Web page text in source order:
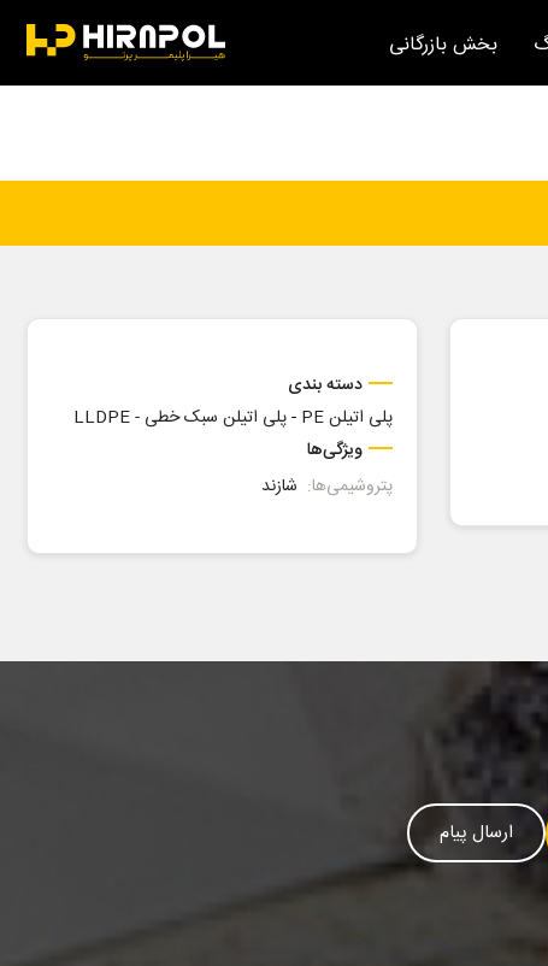
بخش بازرگانی
دسته بندی
پلی اتیلن PE
-پلی اتیلن سبک خطی - LLDPE
ویژگی‌ها
پتروشیمی‌ها: شازند
ارسال پیام